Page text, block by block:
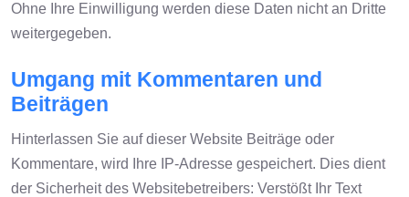
Ohne Ihre Einwilligung werden diese Daten nicht an Dritte
weitergegeben.
Umgang mit Kommentaren und
Beiträgen
Hinterlassen Sie auf dieser Website Beiträge oder
Kommentare, wird Ihre IP-Adresse gespeichert. Dies dient
der Sicherheit des Websitebetreibers: Verstößt Ihr Text